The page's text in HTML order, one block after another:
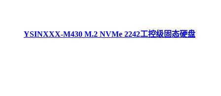
YSINXXX-M430 M.2 NVMe 2242工控级固态硬盘